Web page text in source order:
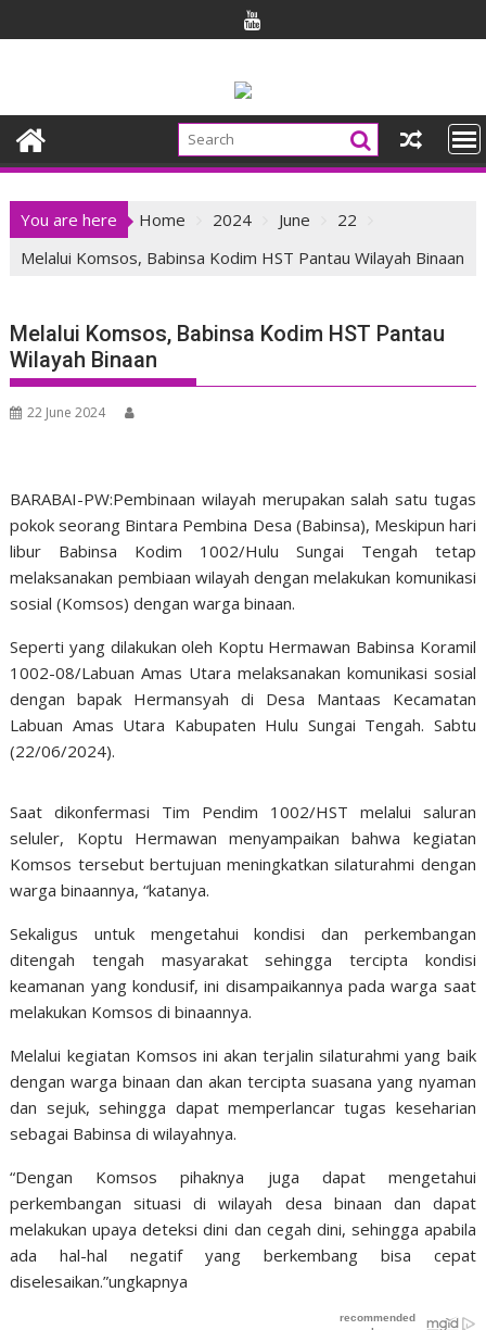
to
You are here Home 2024 June
22
Melalui Komsos, Babinsa Kodim HST Pantau Wilayah Binaan
Melalui Komsos, Babinsa Kodim HST Pantau
Wilayah Binaan
22 June 2024
BARABAI-PW:Pembinaan wilayah merupakan salah satu tugas
pokok seorang Bintara Pembina Desa (Babinsa), Meskipun hari
libur Babinsa Kodim 1002/Hulu Sungai Tengah tetap
melaksanakan pembiaan wilayah dengan melakukan komunikasi
sosial (Komsos) dengan warga binaan.
Seperti yang dilakukan oleh Koptu Hermawan Babinsa Koramil
1002-08/Labuan Amas Utara melaksanakan komunikasi sosial
dengan bapak Hermansyah di Desa Mantaas Kecamatan
Labuan Amas Utara Kabupaten Hulu Sungai Tengah. Sabtu
(22/06/2024).
Saat dikonfermasi Tim Pendim 1002/HST melalui saluran
seluler, Koptu Hermawan menyampaikan bahwa kegiatan
Komsos tersebut bertujuan meningkatkan silaturahmi dengan
warga binaannya, “katanya.
Sekaligus untuk mengetahui kondisi dan perkembangan
ditengah tengah masyarakat sehingga tercipta kondisi
keamanan yang kondusif, ini disampaikannya pada warga saat
melakukan Komsos di binaannya.
Melalui kegiatan Komsos ini akan terjalin silaturahmi yang baik
dengan warga binaan dan akan tercipta suasana yang nyaman
dan sejuk, sehingga dapat memperlancar tugas keseharian
sebagai Babinsa di wilayahnya.
“Dengan Komsos pihaknya juga dapat mengetahui
perkembangan situasi di wilayah desa binaan dan dapat
melakukan upaya deteksi dini dan cegah dini, sehingga apabila
ada hal-hal negatif yang berkembang bisa cepat
diselesaikan.”ungkapnya